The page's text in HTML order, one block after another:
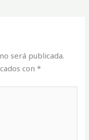
será publicada.
con*